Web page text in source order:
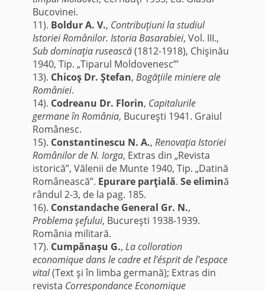
Bucovinei.
11). Boldur A. V., Contribuţiuni la studiul
Istoriei Românilor. Istoria Basarabiei, Vol. III.,
Sub dominaţia rusească(1812-1918), Chişinău
1940, Tip. „Tiparul Moldovenesc”’
13). Chicoş Dr. Ştefan, Bogăţiile miniere ale
României.
14). Codreanu Dr. Florin, Capitalurile
germane în România, Bucureşti 1941. Graiul
Românesc.
15). Constantinescu N. A., Renovaţia Istoriei
Românilor de N. Iorga, Extras din „Revista
istorică”, Vălenii de Munte 1940, Tip. „Datină
Românească”. Epurare parţială. Se elimină
rândul 2-3, de la pag. 185.
16). Constandache General Gr. N.,
Problema şefului, Bucureşti 1938-1939.
România militară.
17). Cumpănaşu G., La colloration
economique dans le cadre et l’ésprit de l’espace
vital(Text şi în limba germană); Extras din
revista Correspondance Economique